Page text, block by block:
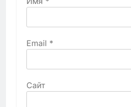
Email *
Сайт